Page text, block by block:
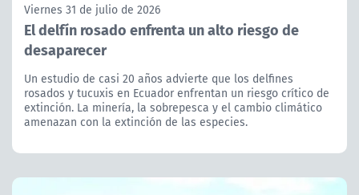
Viernes 31 de julio de 2026
El delfín rosado enfrenta un alto riesgo de
desaparecer
Un estudio de casi 20 años advierte que los delfines
rosados y tucuxis en Ecuador enfrentan un riesgo crítico de
extinción. La minería, la sobrepesca y el cambio climático
amenazan con la extinción de las especies.